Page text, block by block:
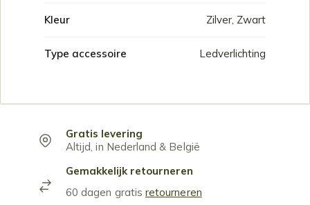
Kleur Zilver, Zwart
Type accessoire Ledverlichting
Gratis levering
Altijd, in Nederland & België
Gemakkelijk retourneren
60 dagen gratisretourneren